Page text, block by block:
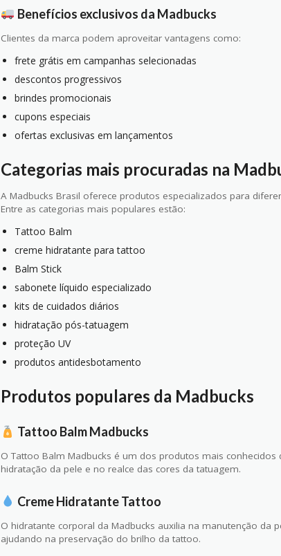
Benefícios exclusivos da Madbucks
Clientes da marca podem aproveitar vantagens como:
frete grátis em campanhas selecionadas
descontos progressivos
brindes promocionais
cupons especiais
ofertas exclusivas em lançamentos
Categorias mais procuradas na
A Madbucks Brasil oferece produtos especializados para
Entre as categorias mais populares estão:
Tattoo Balm
creme hidratante para tattoo
Balm Stick
sabonete líquido especializado
kits de cuidados diários
hidratação pós-tatuagem
proteção UV
produtos antidesbotamento
Produtos populares da Madbucks
Tattoo Balm Madbucks
O Tattoo Balm Madbucks é um dos produtos mais
hidratação da pele e no realce das cores da tatuagem.
Creme Hidratante Tattoo
O hidratante corporal da Madbucks auxilia na manutenção da
ajudando na preservação do brilho da tattoo.